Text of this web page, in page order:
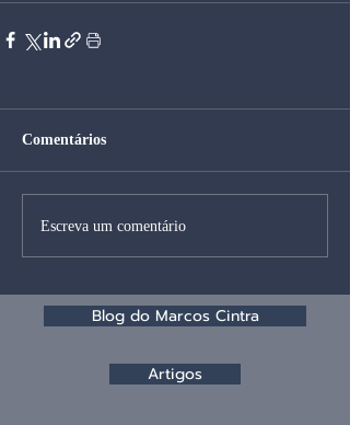
Comentários
Escreva um comentário
Blog do Marcos Cintra
Artigos